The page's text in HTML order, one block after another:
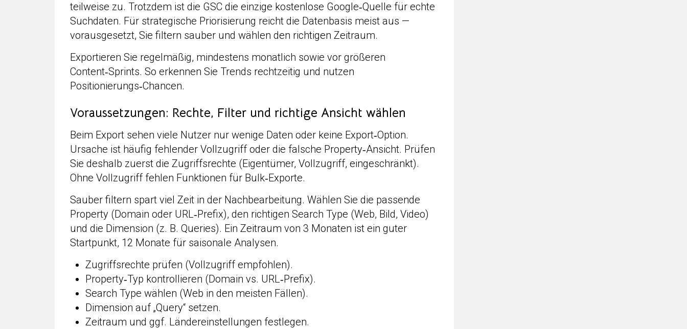
teilweise zu. Trotzdem ist die GSC die einzige kostenlose Google‑Quelle für echte
Suchdaten. Für strategische Priorisierung reicht die Datenbasis meist aus —
vorausgesetzt, Sie filtern sauber und wählen den richtigen Zeitraum.
Exportieren Sie regelmäßig, mindestens monatlich sowie vor größeren
Content‑Sprints. So erkennen Sie Trends rechtzeitig und nutzen
Positionierungs‑Chancen.
Voraussetzungen: Rechte, Filter und richtige Ansicht wählen
Beim Export sehen viele Nutzer nur wenige Daten oder keine Export‑Option.
Ursache ist häufig fehlender Vollzugriff oder die falsche Property‑Ansicht. Prüfen
Sie deshalb zuerst die Zugriffsrechte (Eigentümer, Vollzugriff, eingeschränkt).
Ohne Vollzugriff fehlen Funktionen für Bulk‑Exporte.
Sauber filtern spart viel Zeit in der Nachbearbeitung. Wählen Sie die passende
Property (Domain oder URL‑Prefix), den richtigen Search Type (Web, Bild, Video)
und die Dimension (z. B. Queries). Ein Zeitraum von 3 Monaten ist ein guter
Startpunkt, 12 Monate für saisonale Analysen.
Zugriffsrechte prüfen (Vollzugriff empfohlen).
Property‑Typ kontrollieren (Domain vs. URL‑Prefix).
Search Type wählen (Web in den meisten Fällen).
Dimension auf „Query“ setzen.
Zeitraum und ggf. Ländereinstellungen festlegen.